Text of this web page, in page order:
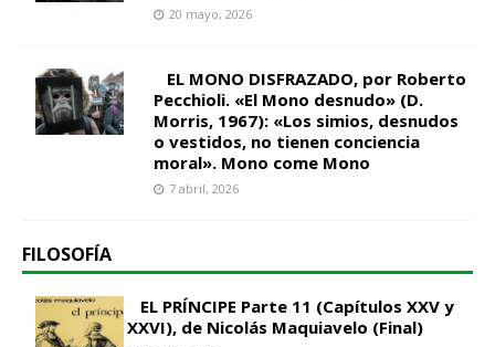
20 mayo, 2026
EL MONO DISFRAZADO, por Roberto
Pecchioli. «El Mono desnudo» (D.
Morris, 1967): «Los simios, desnudos
o vestidos, no tienen conciencia
moral». Mono come Mono
7 abril, 2026
FILOSOFÍA
EL PRÍNCIPE Parte 11 (Capítulos XXV y
XXVI), de Nicolás Maquiavelo (Final)